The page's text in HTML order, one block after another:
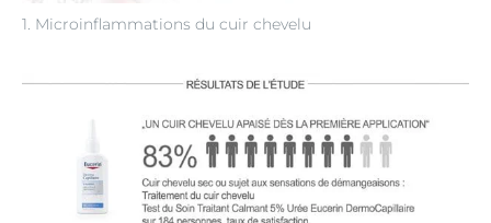
1. Microinflammations du cuir chevelu